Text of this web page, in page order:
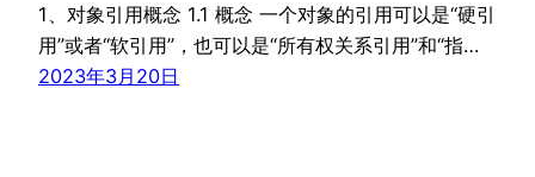
1、对象引用概念 1.1 概念 一个对象的引用可以是“硬引
用”或者“软引用”，也可以是“所有权关系引用”和“指…
2023年3月20日